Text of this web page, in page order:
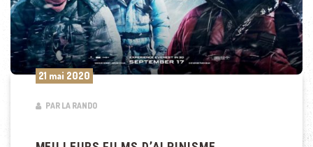
21 mai 2020
PAR LA RANDO